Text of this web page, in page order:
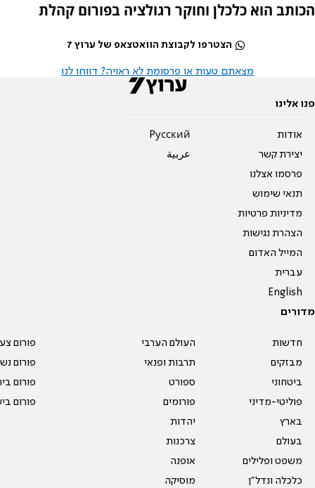
הכותב הוא כלכלן וחוקר רגולציה בפורום קהלת
הצטרפו לקבוצת הוואטצאפ של ערוץ 7
מצאתם טעות או פרסומת לא ראויה? דווחו לנו
פנו אלינו
אודות
יצירת קשר
פרסמו אצלנו
תנאי שימוש
מדיניות פרטיות
הצהרת נגישות
המייל האדום
עברית
English
Pусский
عربية
מדורים
חדשות
מבזקים
ביטחוני
פוליטי-מדיני
בארץ
בעולם
משפט ופלילים
כלכלה ונדל"ן
העולם הערבי
תרבות ופנאי
ספורט
פורומים
יהדות
צרכנות
אופנה
מוסיקה
פורום
פורום
פורום
פורום